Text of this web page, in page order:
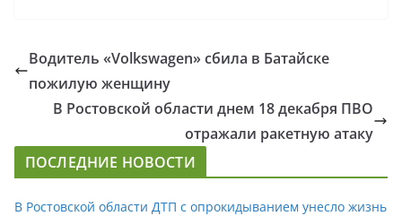
Водитель «Volkswagen» сбила в Батайске
пожилую женщину
В Ростовской области днем 18 декабря ПВО
отражали ракетную атаку
ПОСЛЕДНИЕ НОВОСТИ
В Ростовской области ДТП с опрокидыванием унесло жизнь